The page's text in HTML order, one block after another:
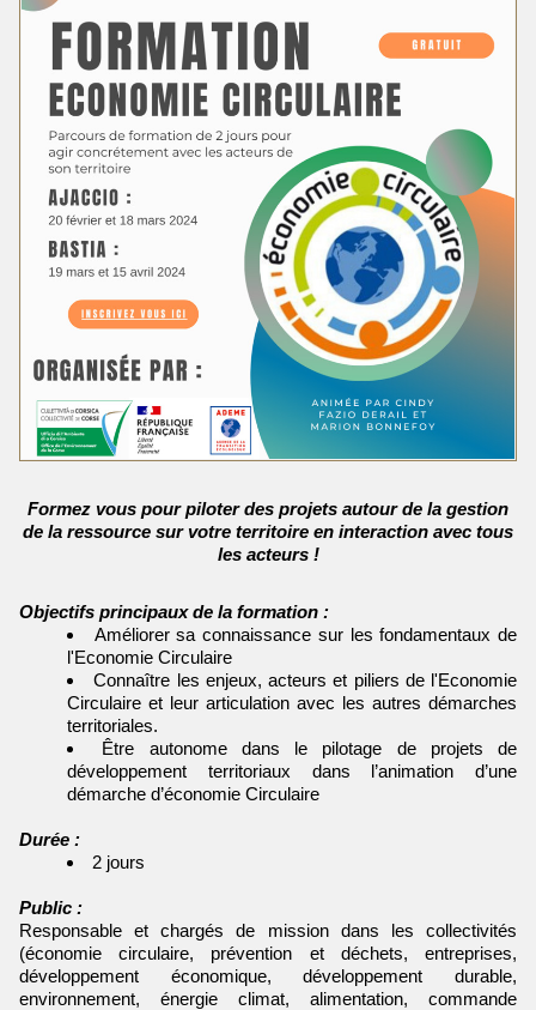
Formez vous pour piloter des projets autour de la gestion
de la ressource sur votre territoire en interaction avec tous
les acteurs !
Objectifs principaux de la formation :
Améliorer sa connaissance sur les fondamentaux de
l'Economie Circulaire
Connaître les enjeux, acteurs et piliers de l'Economie
Circulaire et leur articulation avec les autres démarches
territoriales.
Être autonome dans le pilotage de projets de
développement territoriaux dans l’animation d’une
démarche d’économie Circulaire
Durée :
2 jours
Public :
Responsable et chargés de mission dans les collectivités
(économie circulaire, prévention et déchets, entreprises,
développement économique, développement durable,
environnement, énergie climat, alimentation, commande